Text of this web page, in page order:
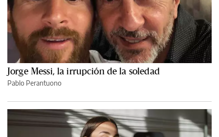
Jorge Messi, la irrupción de la soledad
Pablo Perantuono